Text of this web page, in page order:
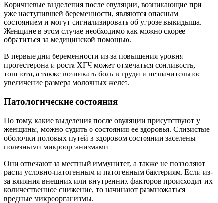
Коричневые выделения после овуляции, возникающие при
уже наступившей беременности, являются опасным
состоянием и могут сигнализировать об угрозе выкидыша.
Женщине в этом случае необходимо как можно скорее
обратиться за медицинской помощью.
В первые дни беременности из-за повышения уровня
прогестерона и роста ХГЧ может отмечаться сонливость,
тошнота, а также возникать боль в груди и незначительное
увеличение размера молочных желез.
Патологические состояния
По тому, какие выделения после овуляции присутствуют у
женщины, можно судить о состоянии ее здоровья. Слизистые
оболочки половых путей в здоровом состоянии заселены
полезными микроорганизмами.
Они отвечают за местный иммунитет, а также не позволяют
расти условно-патогенным и патогенным бактериям. Если из-
за влияния внешних или внутренних факторов происходит их
количественное снижение, то начинают размножаться
вредные микроорганизмы.